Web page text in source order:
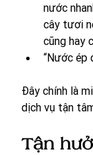
nước
cây tươi
cũng hay
“Nước ép
Đây chính là
dịch vụ tận
Tận